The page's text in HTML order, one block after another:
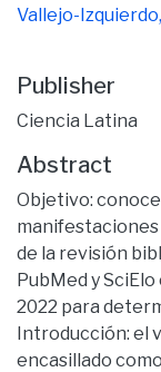
Vallejo-
Publisher
Ciencia Latina
Abstract
Objetivo:
manifestaciones
de la revisión
PubMed y
2022 para
Introducción: el
encasillado